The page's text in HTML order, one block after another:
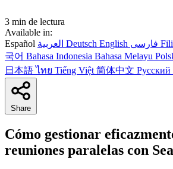
3 min de lectura
Available in:
Español
Deutsch English
국어 Bahasa Indonesia Bahasa Melayu
日本語ไทย Tiếng Việt 简体中文 Русский
Share
Cómo gestionar
reuniones paralelas con